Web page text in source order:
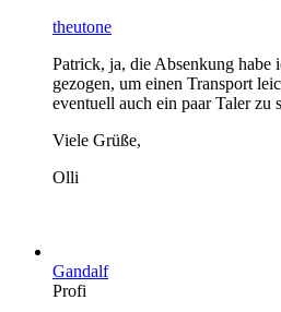
theutone
Patrick, ja, die Absenkung habe
gezogen, um einen Transport
eventuell auch ein paar Taler zu
Viele Grüße,
Olli
Gandalf
Profi